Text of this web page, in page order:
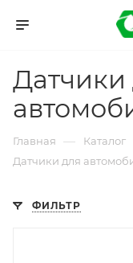
Датчики
Главная — Каталог
Датчики для
ФИЛЬТР